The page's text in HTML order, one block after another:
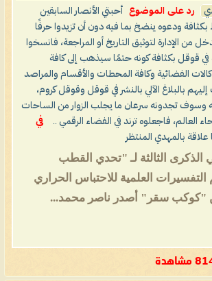
رد على الموضوع
أحبتي الأنصار السابقين
بكثافة ودعوه ينضخ بما فيه دون أن تزيدوا حرفًا
من الإدارة لتوثيق التاريخ أو المراجعة، فانسخوا
في قوقل بكثافة كونه حتمًا سيذهب إلى كافة
الفضائية وكافة المحطات والأقسام والمراصد
بالبلاغ الآلي بالنشر في قوقل وقوقل كروم،
وسوف تجدونه سرعان ما يجلب الزوار من الساحات
العالم، فاجعلوه ترند في الفضاء الرقمي ..
في
بالمهدي المنتظر
الذكرى الثالثة لـ "تحدي القطب
التفسيرات العلمية للاحتباس الحراري
"كوكب سقر" أصدر ناصر محمد...